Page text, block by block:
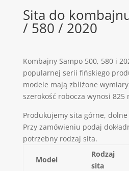
Sita do
/ 580 / 2020
Kombajny Sampo 500, 580 i
popularnej serii fińskiego
modele mają zbliżone
szerokość robocza wynosi 825
Produkujemy sita górne,
Przy zamówieniu podaj
potrzebny rodzaj sita.
Model
Rodzaj
sita